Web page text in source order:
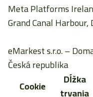
Meta Platforms
Grand Canal
eMarkest s.r.o.–
Česká republika
Cookie
Dĺžka
trvania